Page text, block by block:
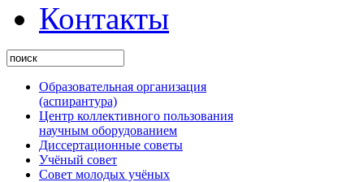
Контакты
Образовательная организация
(аспирантура)
Центр коллективного пользования
научным оборудованием
Диссертационные советы
Учёный совет
Совет молодых учёных